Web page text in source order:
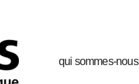
qui sommes-nous